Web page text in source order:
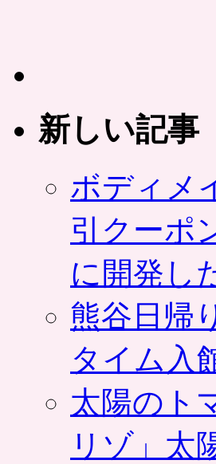
新しい記事
ボディメ
引クーポ
に開発し
熊谷日帰
タイム入
太陽のト
リゾ」太